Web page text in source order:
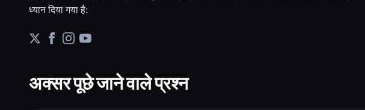
ध्यान दिया गया है:
अक्सर पूछे जाने वाले प्रश्न